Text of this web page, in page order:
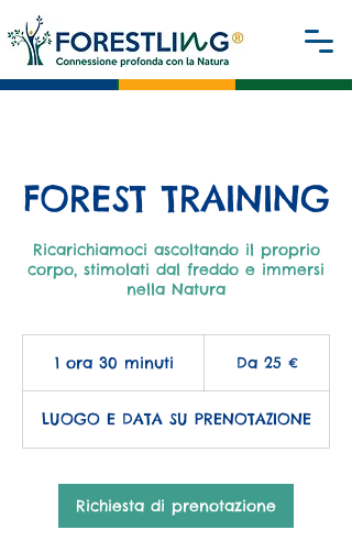
FOREST TRAINING
Ricarichiamoci ascoltando il proprio
corpo, stimolati dal freddo e immersi
nella Natura
1 ora 30 minuti
3
0
i
n
u
Da 25 €
LUOGO E DATA SU PRENOTAZIONE
Richiesta di prenotazione